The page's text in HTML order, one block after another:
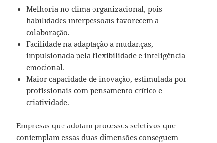
Melhoria no clima organizacional, pois
habilidades interpessoais favorecem a
colaboração.
Facilidade na adaptação a mudanças,
impulsionada pela flexibilidade e inteligência
emocional.
Maior capacidade de inovação, estimulada por
profissionais com pensamento crítico e
criatividade.
Empresas que adotam processos seletivos que
contemplam essas duas dimensões conseguem